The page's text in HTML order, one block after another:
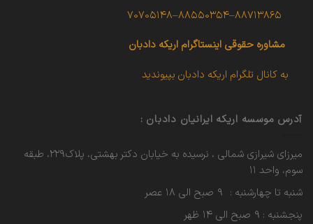
۸۸۷۱۳۸۶۵–۸۸۵۵۰۳۵۴–۷۰۷۰۵۱۴۸
مشاوره حقوقی اینستاگرام اریکه دادبان
به کانال تلگرام اریکه دادبان بپیوندید
آدرس موسسه اریکه ایرانیان دادبان :
میرزای شیرازی شمالی ، نرسیده به خیابان دکتر بهشتی، پلاک۲۲۹، طبقه
سوم، واحد ۱۱
شنبه تا چهارشنبه : ۹ صبح الی ۱۸ عصر
پنجشنبه : ۹ صبح الی ۱۴ ظهر